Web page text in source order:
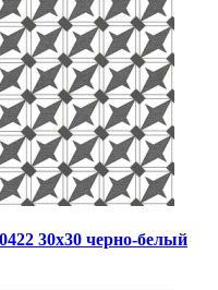
30x30 черно-белый